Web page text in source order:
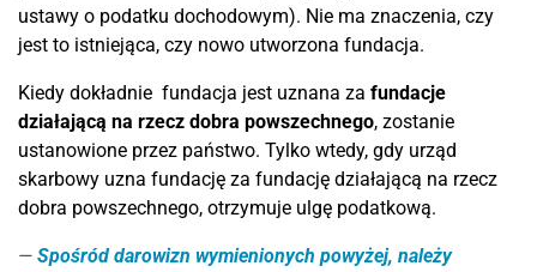
ustawy o podatku dochodowym). Nie ma znaczenia, czy
jest to istniejąca, czy nowo utworzona fundacja.
Kiedy dokładnie fundacja jest uznana za fundacje
działającą na rzecz dobra powszechnego, zostanie
ustanowione przez państwo. Tylko wtedy, gdy urząd
skarbowy uzna fundację za fundację działającą na rzecz
dobra powszechnego, otrzymuje ulgę podatkową.
Spośród darowizn wymienionych powyżej, należy